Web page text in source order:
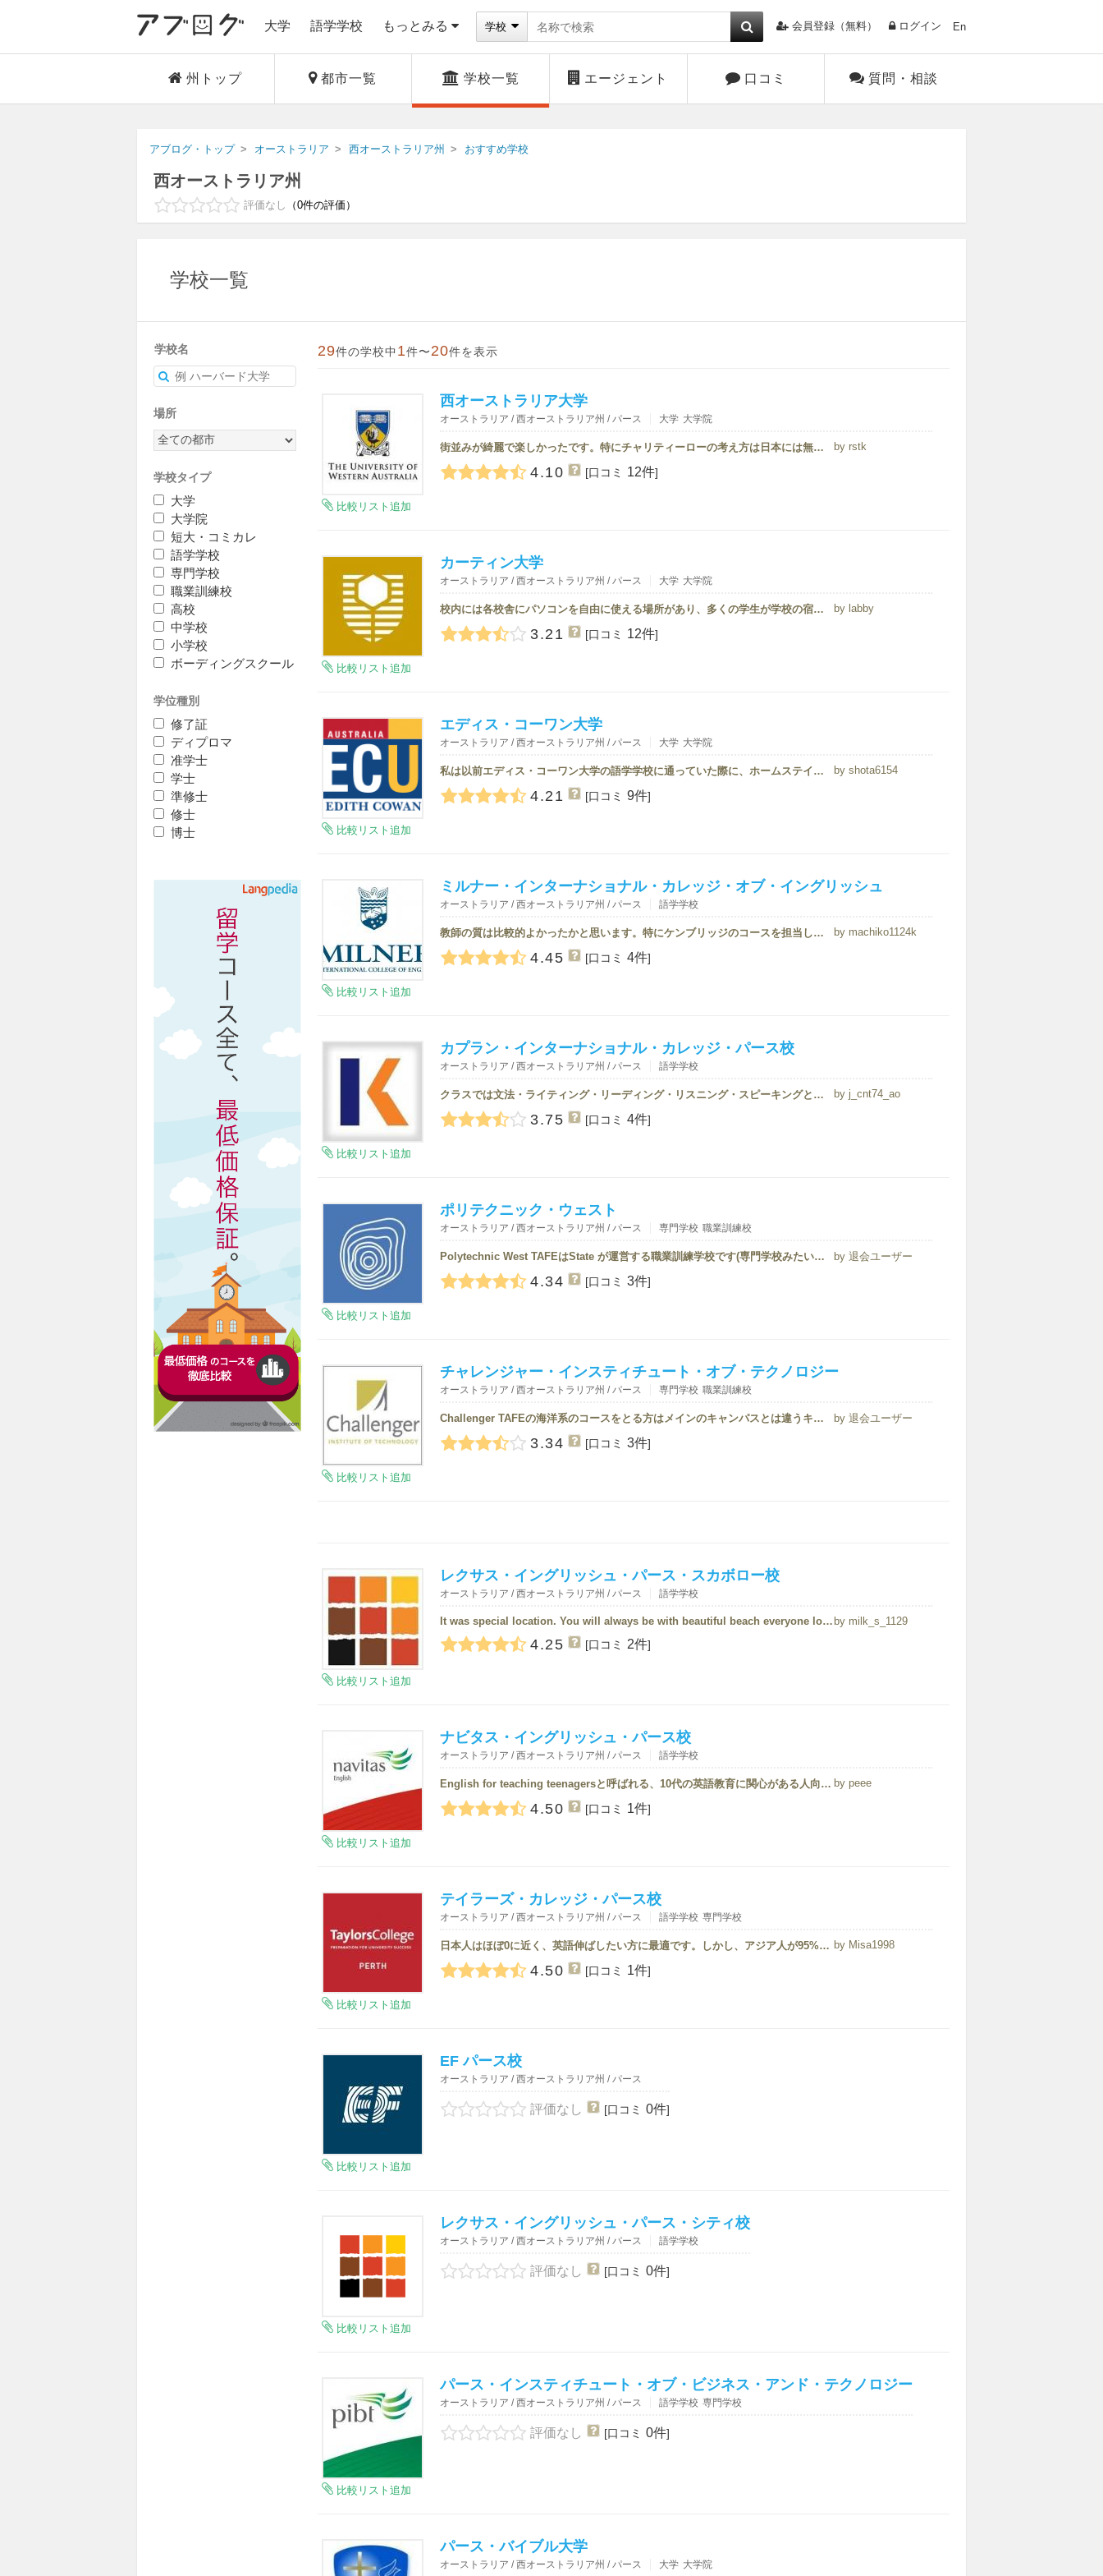
大学 語学学校 もっとみる 学校 会員登録（無料） ログイン En
州トップ 都市一覧 学校一覧 エージェント 口コミ 質問・相談
アブログ・トップ オーストラリア 西オーストラリア州 おすすめ学校
西オーストラリア州
評価なし 0件の評価
学校一覧
29件の学校中 1件〜20件を表示
西オーストラリア大学
オーストラリア / 西オーストラリア州 / パース 大学 大学院
街並みが綺麗で楽しかったです。特にチャリティーローの考え方は日本には無いものでとても新鮮でした。治安も悪くなく、観光地もあるためオススメです。ただ、物価は高く料理も好みが別れると思います。大学生で留学を考えている人にはピッタリだと思います。 rstk
4.10 [口コミ 12件]
比較リスト追加
カーティン大学
オーストラリア / 西オーストラリア州 / パース 大学 大学院
校内には各校舎にパソコンを自由に使える場所があり、多くの学生が学校の宿題のため、または私用で校内のパソコンを利用していました。ただ時間帯によってはパソコンの数が不十分で、空くのを待っている生徒達がいる光景を目にすることもよくありました... labby
3.21 [口コミ 12件]
比較リスト追加
エディス・コーワン大学
オーストラリア / 西オーストラリア州 / パース 大学 大学院
私は以前エディス・コーワン大学の語学学校に通っていた際に、ホームステイをさせてもらっていました。良かった点としては、まずホストマザーが非常に優しかったということです。私は本当に英語が全然できない状態で行きましたので、ホストマザーの行っ... shota6154
4.21 [口コミ 9件]
比較リスト追加
ミルナー・インターナショナル・カレッジ・オブ・イングリッシュ
オーストラリア / 西オーストラリア州 / パース 語学学校
教師の質は比較的よかったかと思います。特にケンブリッジのコースを担当している先生はとても知識がありました。しかし、一般のクラスはどこの学校もそうだと思いますが、先生によって当たり外れがあります。私もクラスを何回か変えました。受付スタッ... machiko1124k
4.45 [口コミ 4件]
比較リスト追加
カプラン・インターナショナル・カレッジ・パース校
オーストラリア / 西オーストラリア州 / パース 語学学校
クラスでは文法・ライティング・リーディング・リスニング・スピーキングとバランスよく勉強できるのでバランスよく英語のスキルが身につくと思います。 ただ、授業での文法のレベルは比較的低いので、文法を身につけたい場合は自学が必要になると思います。 j_cnt74_ao
3.75 [口コミ 4件]
比較リスト追加
ポリテクニック・ウェスト
オーストラリア / 西オーストラリア州 / パース 専門学校 職業訓練校
Polytechnic West TAFEはState が運営する職業訓練学校です(専門学校みたいな感じです)Polytechnicはパースでも２番目位に大きい政府運営学校だと思います。一番大きいのはたぶんCentral TAFE。T... 退会ユーザー
4.34 [口コミ 3件]
比較リスト追加
チャレンジャー・インスティチュート・オブ・テクノロジー
オーストラリア / 西オーストラリア州 / パース 専門学校 職業訓練校
Challenger TAFEの海洋系のコースをとる方はメインのキャンパスとは違うキャンパスになります。 Maritime Campusといい、Fremantle(フリーマントル)の海の目の前立地のキャンパスになります。交通は主にバス... 退会ユーザー
3.34 [口コミ 3件]
比較リスト追加
レクサス・イングリッシュ・パース・スカボロー校
オーストラリア / 西オーストラリア州 / パース 語学学校
It was special location. You will always be with beautiful beach everyone loves. class is exactly devised depending o... milk_s_1129
4.25 [口コミ 2件]
比較リスト追加
ナビタス・イングリッシュ・パース校
オーストラリア / 西オーストラリア州 / パース 語学学校
English for teaching teenagersと呼ばれる、10代の英語教育に関心がある人向けの４週間のプログラムに参加しました。カリキュラムや教材はとても充実しており、「英語で英語を教える」方法をリーディング・リスニング... peee
4.50 [口コミ 1件]
比較リスト追加
テイラーズ・カレッジ・パース校
オーストラリア / 西オーストラリア州 / パース 語学学校 専門学校
日本人はほぼ0に近く、英語伸ばしたい方に最適です。しかし、アジア人が95%、そのうちほぼ中国人になっています。西オーストラリア大学への進学準備コースとして、それに応じて英語の基礎から応用までしっかり学べるカリキュラムになっています。 Misa1998
4.50 [口コミ 1件]
比較リスト追加
EF パース校
オーストラリア / 西オーストラリア州 / パース
評価なし [口コミ 0件]
比較リスト追加
レクサス・イングリッシュ・パース・シティ校
オーストラリア / 西オーストラリア州 / パース 語学学校
評価なし [口コミ 0件]
比較リスト追加
パース・インスティチュート・オブ・ビジネス・アンド・テクノロジー
オーストラリア / 西オーストラリア州 / パース 語学学校 専門学校
評価なし [口コミ 0件]
比較リスト追加
パース・バイブル大学
オーストラリア / 西オーストラリア州 / パース 大学 大学院
学校名
場所
学校タイプ
大学
大学院
短大・コミカレ
語学学校
専門学校
職業訓練校
高校
中学校
小学校
ボーディングスクール
学位種別
修了証
ディプロマ
准学士
学士
準修士
修士
博士